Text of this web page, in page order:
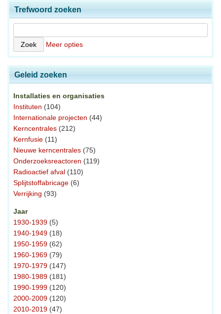
Trefwoord zoeken
Meer opties
Geleid zoeken
Installaties en organisaties
Instituten (104)
Internationale projecten (44)
Kerncentrales (212)
Kernfusie (11)
Nieuwe kerncentrales (75)
Onderzoeksreactoren (119)
Radioactief afval (110)
Splijtstoffabricage (6)
Verrijking (93)
Jaar
1930-1939 (5)
1940-1949 (18)
1950-1959 (62)
1960-1969 (79)
1970-1979 (147)
1980-1989 (181)
1990-1999 (120)
2000-2009 (120)
2010-2019 (47)